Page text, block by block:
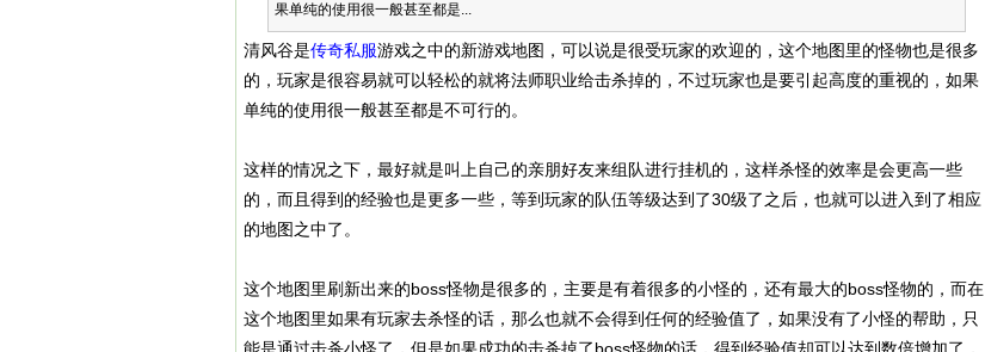
果单纯的使用很一般甚至都是...
清风谷是传奇私服游戏之中的新游戏地图，可以说是很受玩家的欢迎的，这个地图里的怪物也是很多
的，玩家是很容易就可以轻松的就将法师职业给击杀掉的，不过玩家也是要引起高度的重视的，如果
单纯的使用很一般甚至都是不可行的。
这样的情况之下，最好就是叫上自己的亲朋好友来组队进行挂机的，这样杀怪的效率是会更高一些
的，而且得到的经验也是更多一些，等到玩家的队伍等级达到了30级了之后，也就可以进入到了相应
的地图之中了。
这个地图里刷新出来的boss怪物是很多的，主要是有着很多的小怪的，还有最大的boss怪物的，而在
这个地图里如果有玩家去杀怪的话，那么也就不会得到任何的经验值了，如果没有了小怪的帮助，只